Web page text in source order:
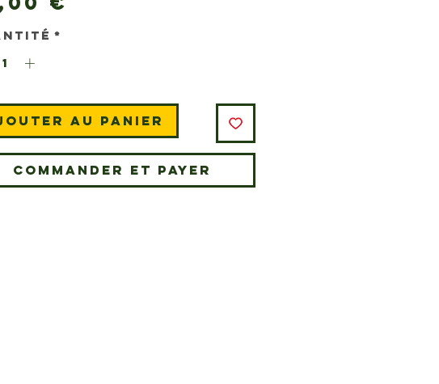
*
au panier
Commander et payer